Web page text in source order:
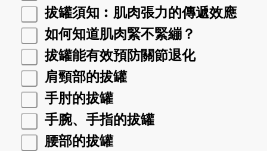
拔罐須知︰肌肉張力的傳遞效應
如何知道肌肉緊不緊繃？
拔罐能有效預防關節退化
肩頸部的拔罐
手肘的拔罐
手腕、手指的拔罐
腰部的拔罐